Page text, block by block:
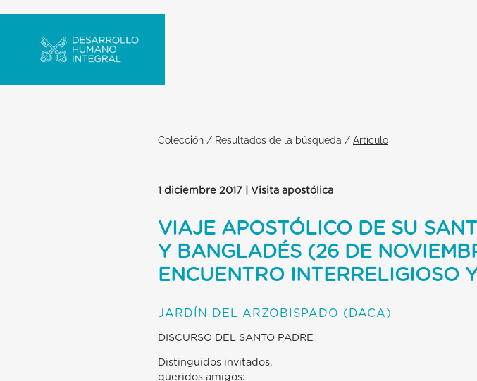
Colección / Resultados de la búsqueda / Artículo
1 diciembre 2017 | Visita apostólica
VIAJE APOSTÓLICO DE SU
Y BANGLADÉS (26 DE
ENCUENTRO INTERRELIGIOSO
JARDÍN DEL ARZOBISPADO (DACA)
DISCURSO DEL SANTO PADRE
Distinguidos invitados,
queridos amigos: